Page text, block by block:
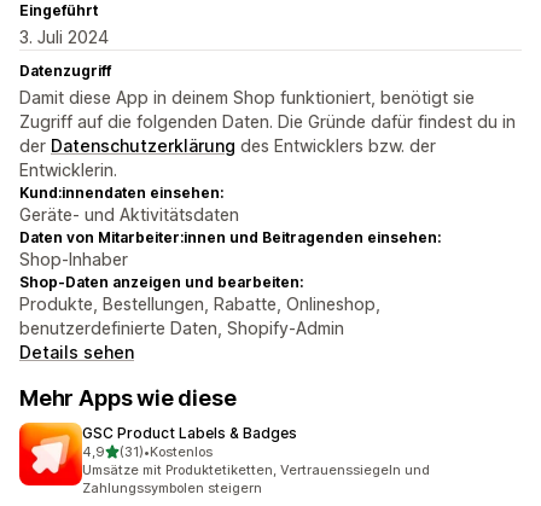
Eingeführt
3. Juli 2024
Datenzugriff
Damit diese App in deinem Shop funktioniert, benötigt sie
Zugriff auf die folgenden Daten. Die Gründe dafür findest du in
der Datenschutzerklärung des Entwicklers bzw. der
Entwicklerin.
Kund:innendaten einsehen:
Geräte- und Aktivitätsdaten
Daten von Mitarbeiter:innen und Beitragenden einsehen:
Shop-Inhaber
Shop-Daten anzeigen und bearbeiten:
Produkte, Bestellungen, Rabatte, Onlineshop,
benutzerdefinierte Daten, Shopify-Admin
Details sehen
Mehr Apps wie diese
GSC Product Labels & Badges
4,9von 5 Sternen
(31)
31 Rezensionen insgesamt
•Kostenlos
Umsätze mit Produktetiketten, Vertrauenssiegeln und
Zahlungssymbolen steigern